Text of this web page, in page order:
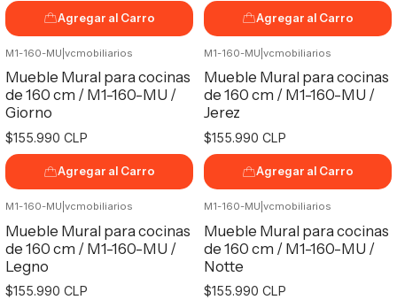
Agregar al Carro Agregar al Carro
M1-160-MU vcmobiliarios
Mueble Mural para cocinas
de 160 cm / M1-160-MU /
Giorno
$155.990 CLP
Agregar al Carro
M1-160-MU vcmobiliarios
Mueble Mural para cocinas
de 160 cm / M1-160-MU /
Jerez
$155.990 CLP
Agregar al Carro
M1-160-MU vcmobiliarios
Mueble Mural para cocinas
de 160 cm / M1-160-MU /
Legno
$155.990 CLP
M1-160-MU vcmobiliarios
Mueble Mural para cocinas
de 160 cm / M1-160-MU /
Notte
$155.990 CLP